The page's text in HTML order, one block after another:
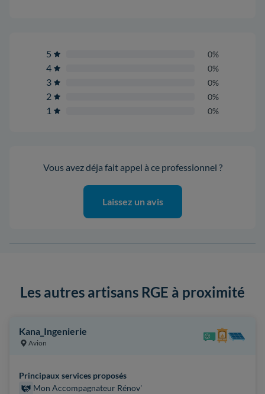
5 0%
4 0%
3 0%
2 0%
1 0%
Vous avez déja fait appel à ce professionnel ?
Laissez un avis
Les autres artisans RGE à proximité
Kana_Ingenierie
Avion
Principaux services proposés
Mon Accompagnateur Rénov'